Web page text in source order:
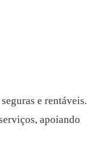
e rentáveis.
apoiando